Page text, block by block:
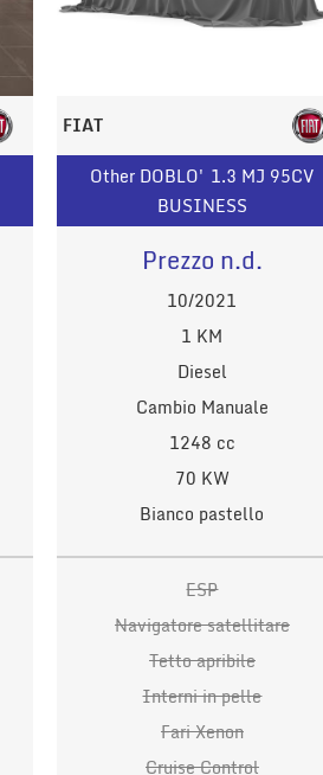
FIAT
Other DOBLO' 1.3 MJ 95CV
BUSINESS
Prezzo n.d.
10/2021
1 KM
Diesel
Cambio Manuale
1248 cc
70 KW
Bianco pastello
ESP
Navigatore satellitare
Tetto apribile
Interni in pelle
Fari Xenon
Cruise Control